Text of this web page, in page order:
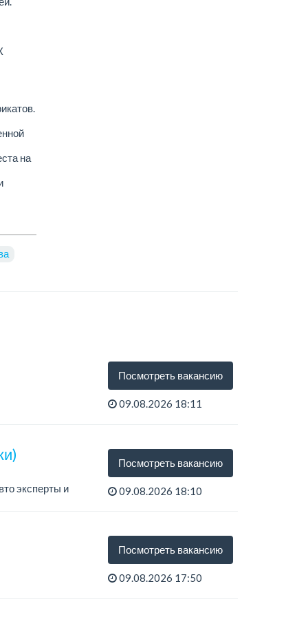
на
Посмотреть вакансию
09.08.2026 18:11
эксперты и
Посмотреть вакансию
09.08.2026 18:10
Посмотреть вакансию
09.08.2026 17:50